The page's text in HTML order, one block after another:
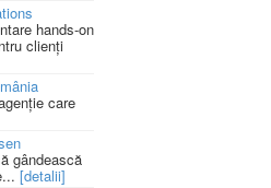
hands-on
clienți
care
gândească
[detalii]